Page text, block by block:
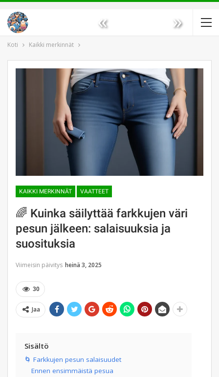
« »
Koti Kaikki merkinnät
KAIKKI MERKINNÄT VAATTEET
🌈 Kuinka säilyttää farkkujen väri
pesun jälkeen: salaisuuksia ja
suosituksia
Viimeisin päivitys heinä 3, 2025
30
Jaa
Sisältö
🌀 Farkkujen pesun salaisuudet
Ennen ensimmäistä pesua